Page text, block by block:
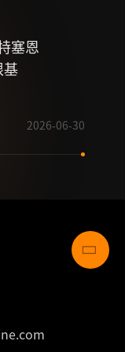
塞恩
基
2026-06-30